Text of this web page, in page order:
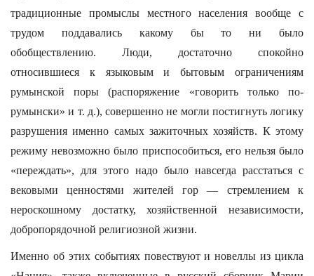
традиционные промыслы местного населения вообще с
трудом поддавались какому бы то ни было
обобществлению. Люди, достаточно спокойно
относившиеся к языковым и бытовым ограничениям
румынской поры (распоряжение «говорить только по-
румынски» и т. д.), совершенно не могли постигнуть логику
разрушения именно самых зажиточных хозяйств. К этому
режиму невозможно было приспособиться, его нельзя было
«переждать», для этого надо было навсегда расстаться с
вековыми ценностями жителей гор — стремлением к
нероскошному достатку, хозяйственной независимости,
добропорядочной религиозной жизни.
Именно об этих событиях повествуют и новеллы из цикла